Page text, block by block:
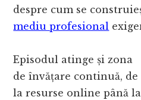
despre cum se
mediu profesional
Episodul atinge și zona
de învățare continuă, de
la resurse online până la